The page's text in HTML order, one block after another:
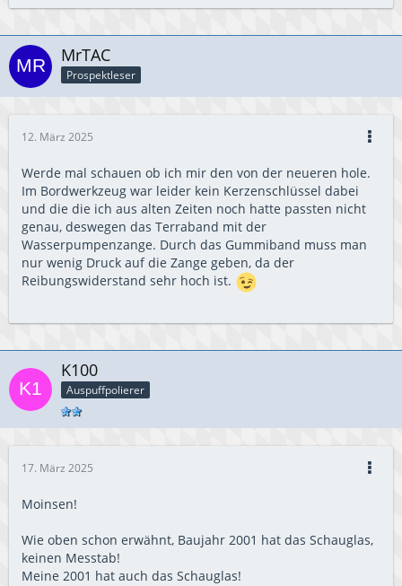
MrTAC
Prospektleser
12. März 2025
Werde mal schauen ob ich mir den von der neueren hole.
Im Bordwerkzeug war leider kein Kerzenschlüssel dabei
und die die ich aus alten Zeiten noch hatte passten nicht
genau, deswegen das Terraband mit der
Wasserpumpenzange. Durch das Gummiband muss man
nur wenig Druck auf die Zange geben, da der
Reibungswiderstand sehr hoch ist.
K100
Auspuffpolierer
17. März 2025
Moinsen!
Wie oben schon erwähnt, Baujahr 2001 hat das Schauglas,
keinen Messtab!
Meine 2001 hat auch das Schauglas!